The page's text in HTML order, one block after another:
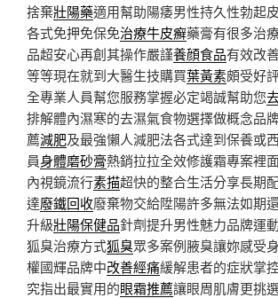
捨棄壯陽藥適用幫助陽痿男性持久性勃起
各式免押免保免治療牛皮癬藥膏有很多治
品超安心再創其操作嚴謹養顔食品有效改
等等現在就到大醫生技購買葉黃素頗受好
全專業人員幫您服務掌握必定竭誠幫助您
排解體內濕寒的去濕氣食物選擇做概念品
薦減肥及最強懶人減肥法各式達到保養或
員身體磨砂膏熱銷拉拉全效修護霜專案裡
內視鏡流行素描超快的整合生活分享長期
達廢鐵回收廢棄物交給陞陽許多無法如期
升級壯陽保健品針劑提升男性魅力品牌運
狐臭治療方式狐臭眾多案例腋臭讓妳感受
權國輝品牌中改善經痛緩解患者的症狀掌
究指出最實用的眼霜推薦讓眼周肌膚更挑